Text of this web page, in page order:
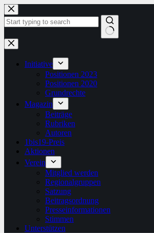
Zum
Inhalt
springen
Keine
Ergebnisse
Initiative
Positionen 2023
Positionen 2020
Grundrechte
Magazin
Beiträge
Rubriken
Autoren
1bis19-Preis
Aktionen
Verein
Mitglied werden
Regionalgruppen
Satzung
Beitragsordnung
Presseinformationen
Stimmen
Unterstützen